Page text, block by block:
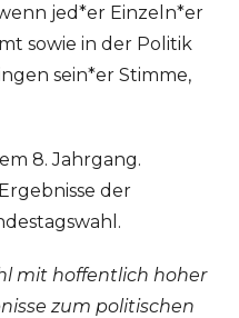
jed*er Einzeln*er
sowie in der Politik
sein*er Stimme,
8. Jahrgang.
der
mit hoffentlich hoher
zum politischen